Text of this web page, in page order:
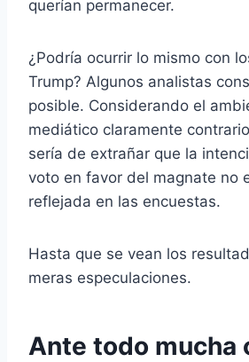
querían permanecer.
¿Podría ocurrir lo mismo con
Trump? Algunos analistas
posible. Considerando el
mediático claramente
sería de extrañar que la
voto en favor del magnate no
reflejada en las encuestas.
Hasta que se vean los
meras especulaciones.
Ante todo mucha